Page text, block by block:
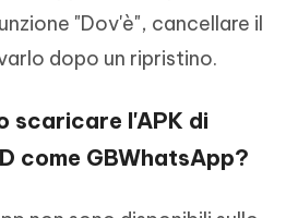
"Dov'è", cancellare il
dopo un ripristino.
scaricare l'APK di
come GBWhatsApp?